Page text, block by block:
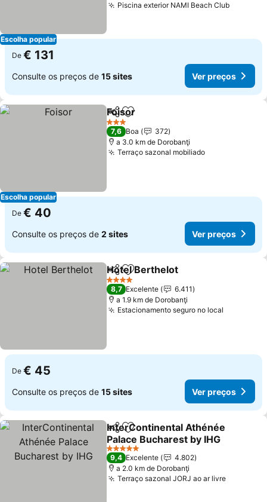
Escolha popular
Piscina exterior NAMI Beach Club
De € 131
Consulte os preços de 15 sites Ver preços
Escolha popular
PartilharAdicionar aos favoritos
Foisor
3 Estrelas
7,6 Boa
372
a 3.0 km de Dorobanţi
Terraço sazonal mobiliado
De € 40
Consulte os preços de 2 sites Ver preços
PartilharAdicionar aos favoritos
Hotel Berthelot
4 Estrelas
8,7 Excelente
6.411
a 1.9 km de Dorobanţi
Estacionamento seguro no local
De € 45
Consulte os preços de 15 sites Ver preços
PartilharAdicionar aos favoritos
InterContinental Athénée
Palace Bucharest by IHG
5 Estrelas
9,4 Excelente
4.802
a 2.0 km de Dorobanţi
Terraço sazonal JORJ ao ar livre